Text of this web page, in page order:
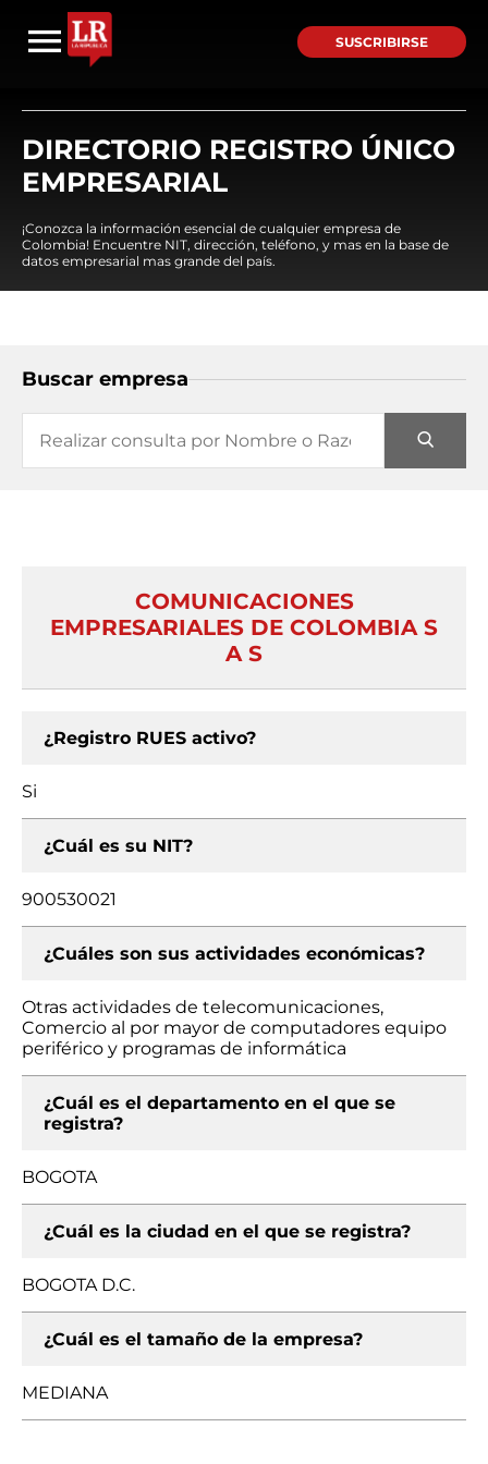
SUSCRIBIRSE
DIRECTORIO REGISTRO ÚNICO
EMPRESARIAL
¡Conozca la información esencial de cualquier empresa de
Colombia! Encuentre NIT, dirección, teléfono, y mas en la base de
datos empresarial mas grande del país.
Buscar empresa
COMUNICACIONES
EMPRESARIALES DE COLOMBIA S
A S
¿Registro RUES activo?
Si
¿Cuál es su NIT?
900530021
¿Cuáles son sus actividades económicas?
Otras actividades de telecomunicaciones,
Comercio al por mayor de computadores equipo
periférico y programas de informática
¿Cuál es el departamento en el que se
registra?
BOGOTA
¿Cuál es la ciudad en el que se registra?
BOGOTA D.C.
¿Cuál es el tamaño de la empresa?
MEDIANA